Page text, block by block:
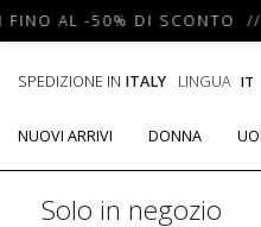
FINO AL -50% DI SCONTO
SPEDIZIONE IN ITALY LINGUA
NUOVI ARRIVI DONNA
Solo in negozio